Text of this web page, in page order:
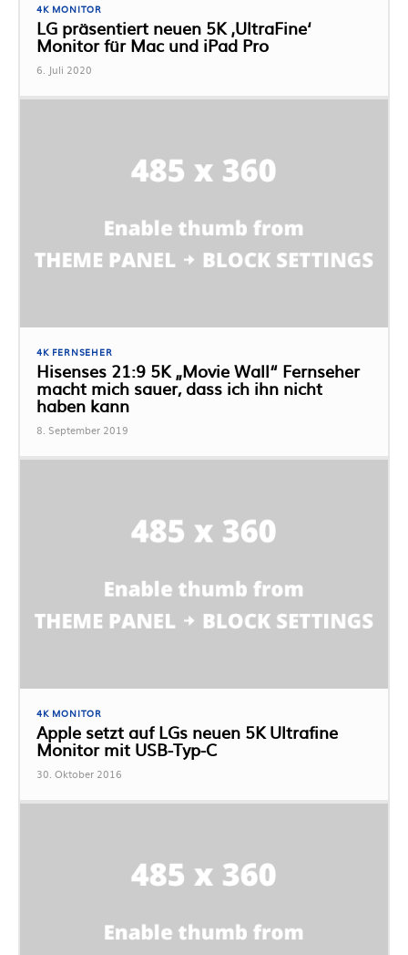
4K MONITOR
LG präsentiert neuen 5K ‚UltraFine‘
Monitor für Mac und iPad Pro
6. Juli 2020
4K FERNSEHER
Hisenses 21:9 5K „Movie Wall“ Fernseher
macht mich sauer, dass ich ihn nicht
haben kann
8. September 2019
4K MONITOR
Apple setzt auf LGs neuen 5K Ultrafine
Monitor mit USB-Typ-C
30. Oktober 2016